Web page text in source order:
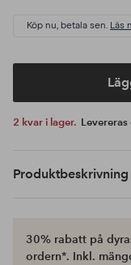
Köp nu, betala sen. Läs
2 kvar i lager.
Produktbeskrivning
30% rabatt på
ordern*. Inkl.